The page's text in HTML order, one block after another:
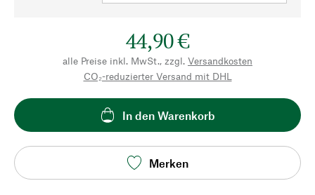
44,90 €
alle Preise inkl. MwSt., zzgl. Versandkosten
CO₂-reduzierter Versand mit DHL
In den Warenkorb
Merken